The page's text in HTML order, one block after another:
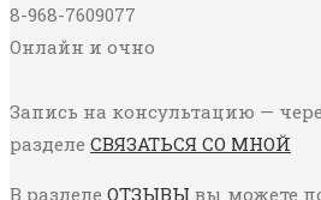
8-968-7609077
Онлайн и очно
Запись на консультацию —
разделе СВЯЗАТЬСЯ СО МНОЙ
В разделе ОТЗЫВЫ вы можете